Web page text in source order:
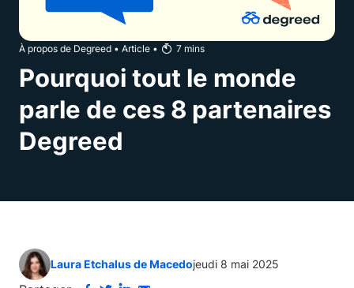
À propos de Degreed • Article • 7 mins
Pourquoi tout le monde
parle de ces 8 partenaires
Degreed
Laura Etchalus de Macedojeudi 8 mai 2025